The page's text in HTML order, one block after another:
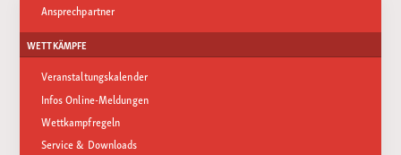
Ansprechpartner
WETTKÄMPFE
Veranstaltungskalender
Infos Online-Meldungen
Wettkampfregeln
Service & Downloads